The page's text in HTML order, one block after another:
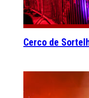
Cerco de